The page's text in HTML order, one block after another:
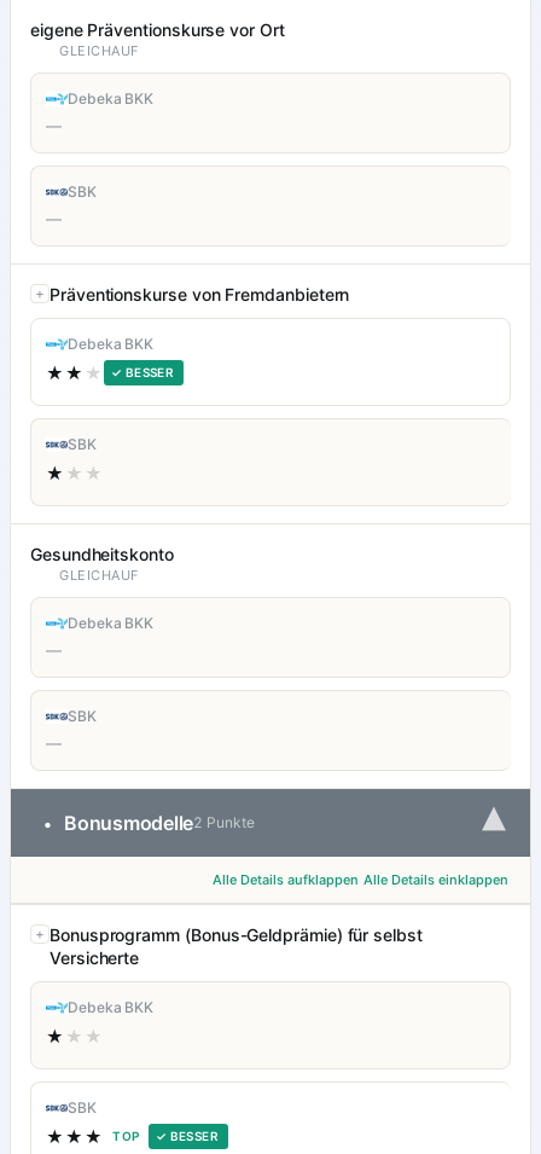
eigene Präventionskurse vor Ort
GLEICHAUF
Debeka BKK
—
SBK
—
Präventionskurse von Fremdanbietern
Debeka BKK
★★ ★ ✓ BESSER
SBK
★ ★★
Gesundheitskonto
GLEICHAUF
Debeka BKK
—
SBK
—
• Bonusmodelle2 Punkte ▾
Alle Details aufklappen Alle Details einklappen
Bonusprogramm (Bonus-Geldprämie) für selbst
Versicherte
Debeka BKK
★ ★★
SBK
★★★ TOP ✓ BESSER